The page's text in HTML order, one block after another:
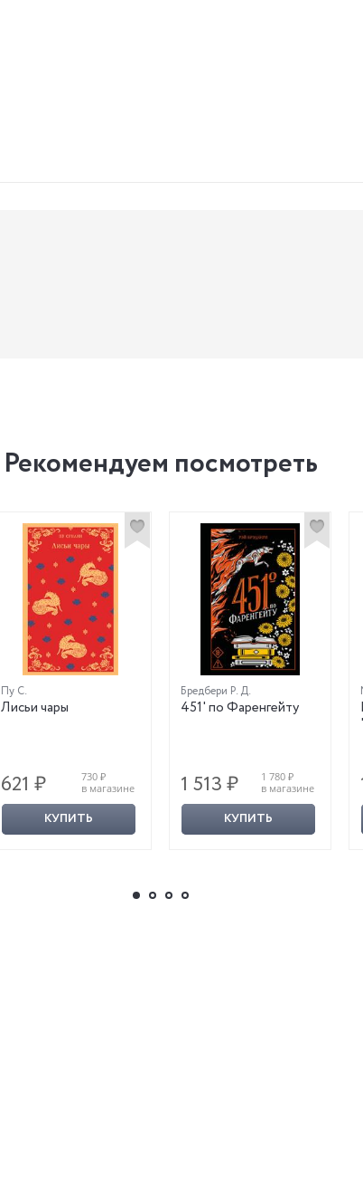
Рекомендуем посмотреть
Пу С.
Лисьи чары
621 ₽
730 ₽
в магазине
КУПИТЬ
Бредбери Р. Д.
451' по Фаренгейту
1 513 ₽
1 780 ₽
в магазине
КУПИТЬ